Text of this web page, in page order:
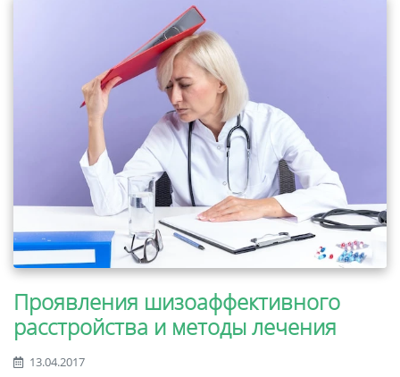
Проявления шизоаффективного
расстройства и методы лечения
13.04.2017